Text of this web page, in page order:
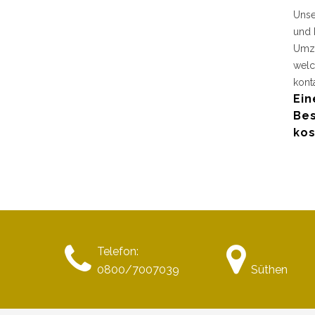
und
Telefon:
0800/7007039
Süthen